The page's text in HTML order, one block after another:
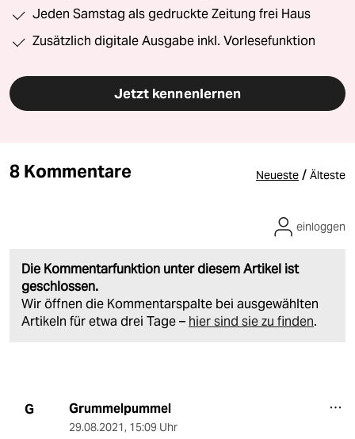
Jeden Samstag als gedruckte Zeitung frei Haus
Zusätzlich digitale Ausgabe inkl. Vorlesefunktion
Jetzt kennenlernen
8 Kommentare Neueste / Älteste
Die Kommentarfunktion unter diesem Artikel ist
geschlossen.
Wir öffnen die Kommentarspalte bei ausgewählten
Artikeln für etwa drei Tage – hier sind sie zu finden.
einloggen
G Grummelpummel
29.08.2021, 15:09 Uhr